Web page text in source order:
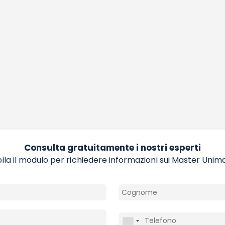
Consulta gratuitamente i nostri esperti
il modulo per richiedere informazioni sui Master